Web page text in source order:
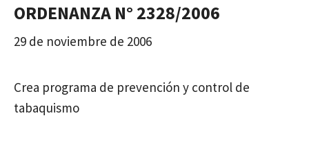
ORDENANZA N° 2328/2006
29 de noviembre de 2006
Crea programa de prevención y control de
tabaquismo